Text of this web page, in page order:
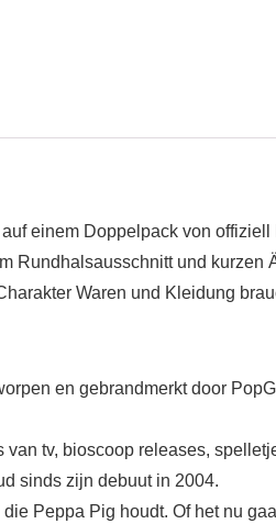
einem Doppelpack von
Rundhalsausschnitt und
Waren und Kleidung
en gebrandmerkt door
tv, bioscoop releases,
sinds zijn debuut in 2004.
Peppa Pig houdt. Of het nu